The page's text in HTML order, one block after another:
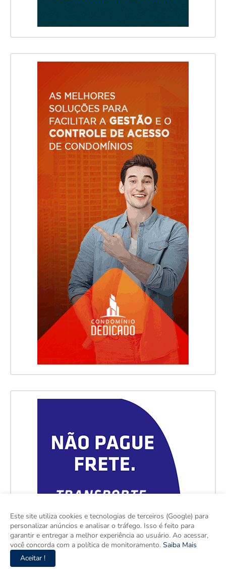
Este site utiliza cookies e tecnologias de terceiros (Google) para
personalizar anúncios e analisar o tráfego. Isso é feito para
garantir e entregar a melhor experiência ao usuário. Ao acessar,
você concorda com a política de monitoramento. Saiba Mais
Aceitar !